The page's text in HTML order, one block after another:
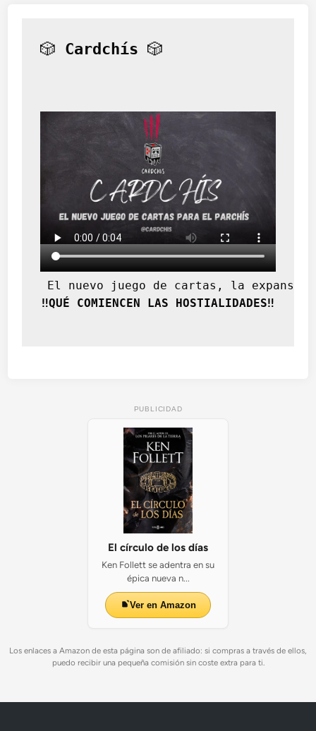
🎲 Cardchís 🎲
El nuevo juego de cartas, la
‼️QUÉ COMIENCEN LAS HOSTIALIDADES‼️
PUBLICIDAD
El círculo de los días
Ken Follett se adentra en su
épica nueva n...
Ver en Amazon
Los enlaces a Amazon de esta página son de afiliado: si compras a través de ellos,
puedo recibir una pequeña comisión sin coste extra para ti.